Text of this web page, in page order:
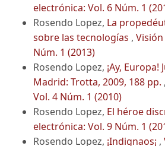
electrónica: Vol. 6 Núm. 1
Rosendo Lopez, La
sobre las tecnologías ,
Núm. 1 (2013)
Rosendo Lopez, ¡Ay,
Madrid: Trotta, 2009, 188 pp. ,
Vol. 4 Núm. 1 (2010)
Rosendo Lopez, El héroe
electrónica: Vol. 9 Núm. 1
Rosendo Lopez, ¡Indignaos¡ ,